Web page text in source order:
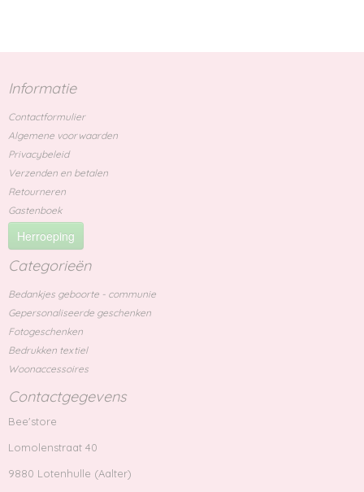
Informatie
Contactformulier
Algemene voorwaarden
Privacybeleid
Verzenden en betalen
Retourneren
Gastenboek
Herroeping
Categorieën
Bedankjes geboorte - communie
Gepersonaliseerde geschenken
Fotogeschenken
Bedrukken textiel
Woonaccessoires
Contactgegevens
Bee'store
Lomolenstraat 40
9880 Lotenhulle (Aalter)